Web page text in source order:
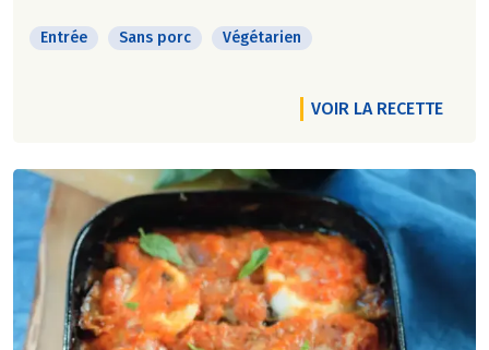
Entrée Sans porc Végétarien
VOIR LA RECETTE